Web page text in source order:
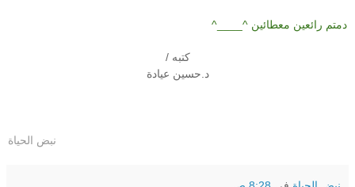
دمتم رائعين معطائين ^____^
كتبه /
د.حسين عيادة
نبض الحياة